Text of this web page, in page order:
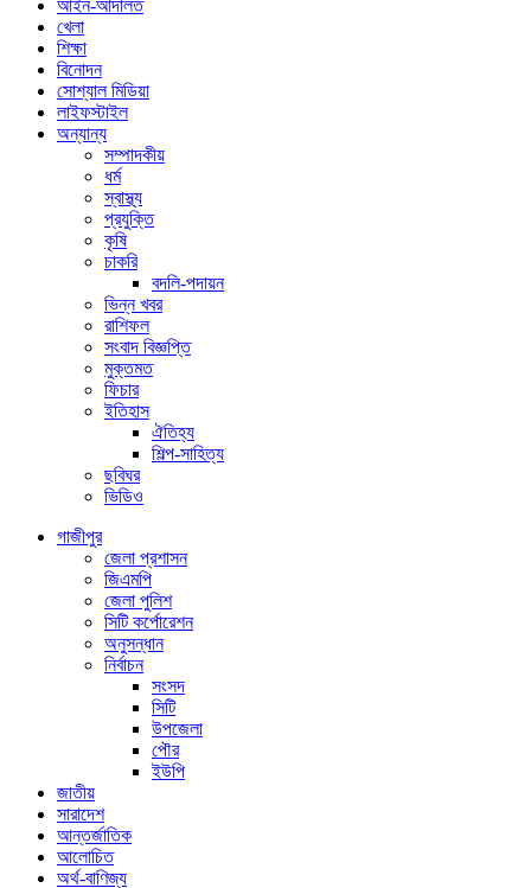
আইন-আদালত
খেলা
শিক্ষা
বিনোদন
সোশ্যাল মিডিয়া
লাইফস্টাইল
অন্যান্য
সম্পাদকীয়
ধর্ম
স্বাস্থ্য
প্রযুক্তি
কৃষি
চাকরি
বদলি-পদায়ন
ভিন্ন খবর
রাশিফল
সংবাদ বিজ্ঞপ্তি
মুক্তমত
ফিচার
ইতিহাস
ঐতিহ্য
শিল্প-সাহিত্য
ছবিঘর
ভিডিও
গাজীপুর
জেলা প্রশাসন
জিএমপি
জেলা পুলিশ
সিটি কর্পোরেশন
অনুসন্ধান
নির্বাচন
সংসদ
সিটি
উপজেলা
পৌর
ইউপি
জাতীয়
সারাদেশ
আন্তর্জাতিক
আলোচিত
অর্থ-বাণিজ্য